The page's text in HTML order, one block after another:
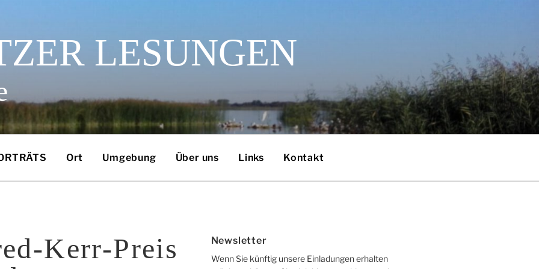
LESUNGEN
Ort Umgebung Über uns Links Kontakt
Kerr-Preis
Newsletter
Wenn Sie künftig unsere Einladungen erhalten